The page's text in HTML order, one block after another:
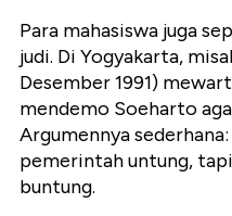
Para mahasiswa juga
judi. Di Yogyakarta,
Desember 1991)
mendemo Soeharto
Argumennya
pemerintah untung,
buntung.